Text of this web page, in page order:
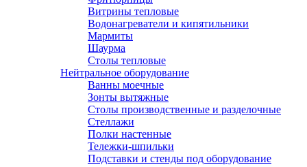
Витрины тепловые
Водонагреватели и кипятильники
Мармиты
Шаурма
Столы тепловые
Нейтральное оборудование
Ванны моечные
Зонты вытяжные
Столы производственные и разделочные
Стеллажи
Полки настенные
Тележки-шпильки
Подставки и стенды под оборудование